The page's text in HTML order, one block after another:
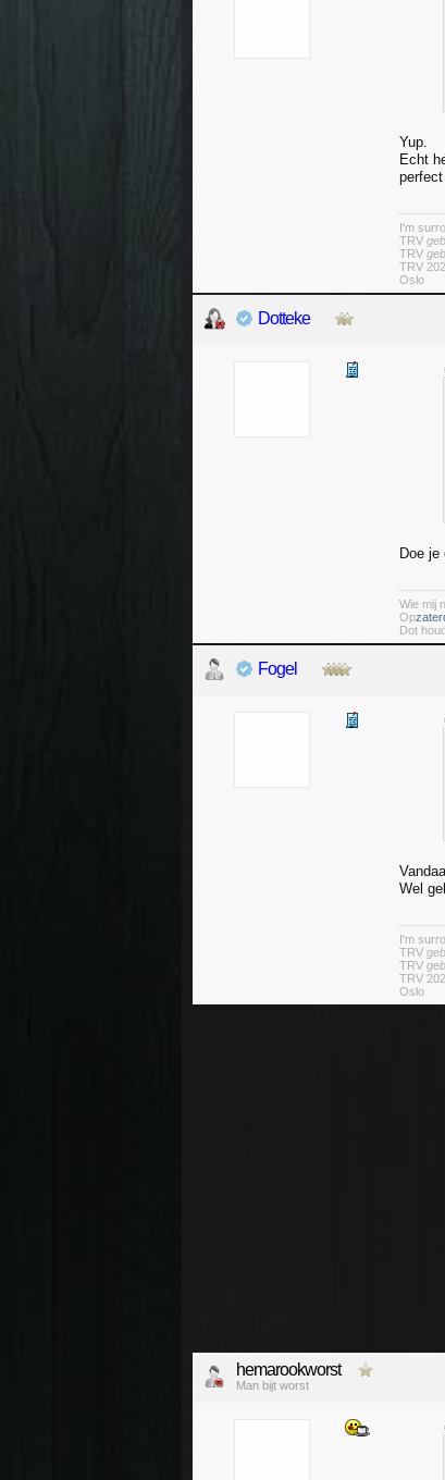
Yup.
Echt
I'm
TRV
TRV
TRV
Oslo
Dotteke
Doe
Wie mij
Op
Dot
Fogel
Wel
I'm
TRV
TRV
TRV
Oslo
hemarookworst
Man bijt worst